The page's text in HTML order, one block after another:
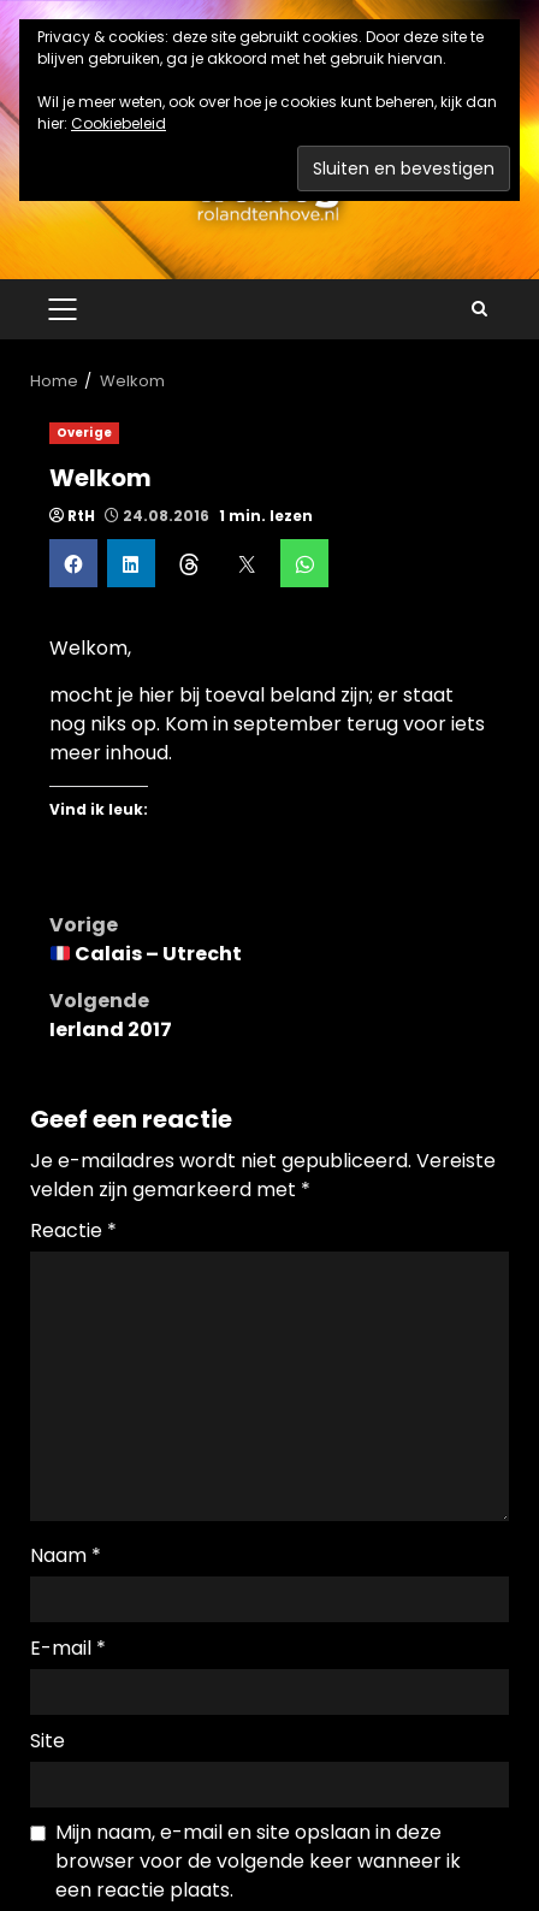
Ga
naar
de
inhoud
PRIMAIR
MENU
Home Welkom
Overige
Welkom
RtH 24.08.2016 1 min. lezen
Welkom,
mocht je hier bij toeval beland zijn; er staat
nog niks op. Kom in september terug voor iets
meer inhoud.
Vind ik leuk:
Bericht
navigatie
Vorige
Calais – Utrecht
Volgende
Ierland 2017
Geef een reactie
Je e-mailadres wordt niet gepubliceerd. Vereiste
velden zijn gemarkeerd met *
Reactie *
Naam *
E-mail *
Site
Mijn naam, e-mail en site opslaan in deze
browser voor de volgende keer wanneer ik
een reactie plaats.
Privacy & cookies: deze site gebruikt cookies. Door deze site te
blijven gebruiken, ga je akkoord met het gebruik hiervan.
Wil je meer weten, ook over hoe je cookies kunt beheren, kijk dan
hier: Cookiebeleid